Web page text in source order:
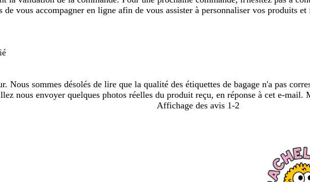
de vous accompagner en ligne afin de vous assister à personnaliser vos produits
Nous sommes désolés de lire que la qualité des étiquettes de bagage n'a pas
nous envoyer quelques photos réelles du produit reçu, en réponse à cet e-
Affichage des avis 1-2